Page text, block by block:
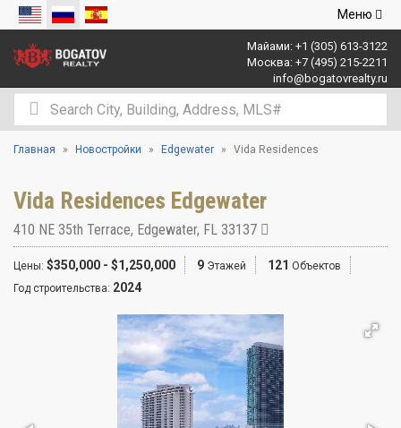
Открыть
Меню
Майами: +1 (305) 613-3122
Москва: +7 (495) 215-2211
info@bogatovrealty.ru
Главная Новостройки Edgewater Vida Residences
Vida Residences Edgewater
410 NE 35th Terrace, Edgewater, FL 33137
Цены: $350,000 - $1,250,000 9 Этажей 121 Объектов
Год строительства: 2024